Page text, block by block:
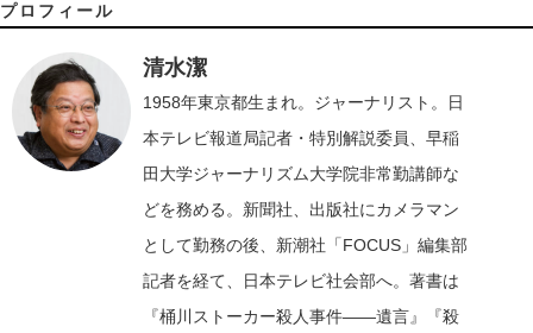
プロフィール
清水潔
1958年東京都生まれ。ジャーナリスト。日
本テレビ報道局記者・特別解説委員、早稲
田大学ジャーナリズム大学院非常勤講師な
どを務める。新聞社、出版社にカメラマン
として勤務の後、新潮社「FOCUS」編集部
記者を経て、日本テレビ社会部へ。著書は
『桶川ストーカー殺人事件――遺言』『殺